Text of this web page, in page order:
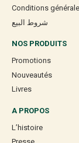
Conditions
شروط البيع
NOS PRODUITS
Promotions
Nouveautés
Livres
A PROPOS
L’histoire